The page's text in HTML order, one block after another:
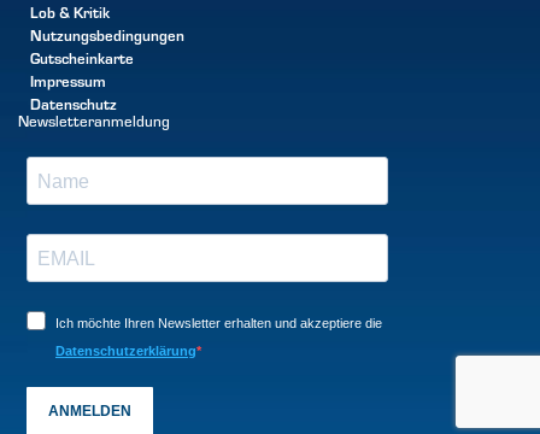
Lob & Kritik
Nutzungsbedingungen
Gutscheinkarte
Impressum
Datenschutz
Newsletteranmeldung
Ich möchte Ihren Newsletter erhalten und akzeptiere die
Datenschutzerklärung
ANMELDEN